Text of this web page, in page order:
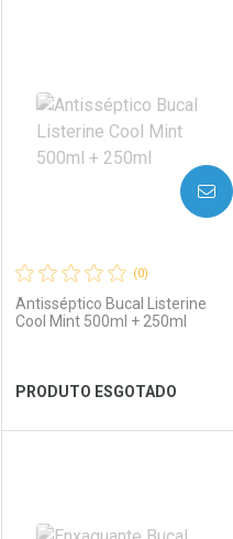
Laboratório
Ver Desconto Convênio
Por Menos
(0)
Antisséptico Bucal Listerine
Cool Mint 500ml + 250ml
PRODUTO ESGOTADO
AVISE-ME
Laboratório
Por Menos